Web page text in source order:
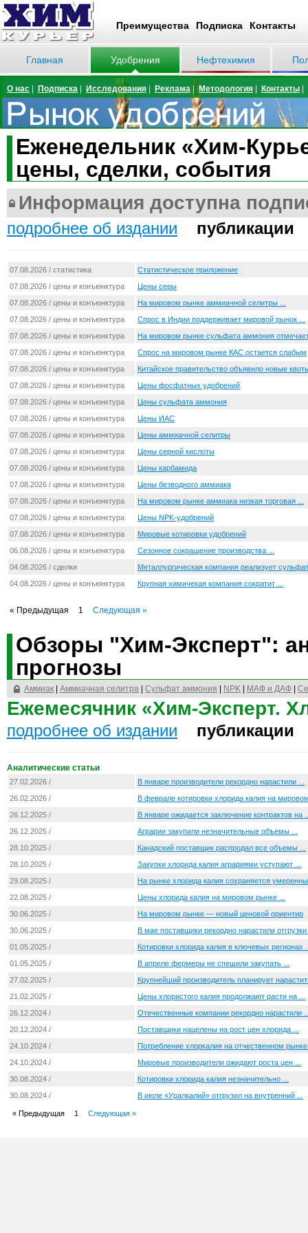
Преимущества Подписка Контакты
Главная Удобрения Нефтехимия
О нас Подписка Исследования Реклама Методология Контакты
Еженедельник «Хим-
цены, сделки, события
Информация доступна
подробнее об издании публикации
07.08.2026 / статистика
Статистическое приложение
07.08.2026 / цены и конъюнктура
Цены серы
07.08.2026 / цены и конъюнктура
На мировом рынке аммиачной селитры ...
07.08.2026 / цены и конъюнктура
Спрос в Индии поддерживает мировой рынок ...
07.08.2026 / цены и конъюнктура
На мировом рынке сульфата аммония
07.08.2026 / цены и конъюнктура
Спрос на мировом рынке КАС остается слабым
07.08.2026 / цены и конъюнктура
Китайское правительство объявило новые
07.08.2026 / цены и конъюнктура
Цены фосфатных удобрений
07.08.2026 / цены и конъюнктура
Цены сульфата аммония
07.08.2026 / цены и конъюнктура
Цены ИАС
07.08.2026 / цены и конъюнктура
Цены аммиачной селитры
07.08.2026 / цены и конъюнктура
Цены серной кислоты
07.08.2026 / цены и конъюнктура
Цены карбамида
07.08.2026 / цены и конъюнктура
Цены безводного аммиака
07.08.2026 / цены и конъюнктура
На мировом рынке аммиака низкая торговая ...
07.08.2026 / цены и конъюнктура
Цены NPK-удобрений
07.08.2026 / цены и конъюнктура
Мировые котировки удобрений
06.08.2026 / цены и конъюнктура
Сезонное сокращение производства ...
04.08.2026 / сделки
Металлургическая компания реализует
04.08.2026 / цены и конъюнктура
Крупная химичекая компания сократит ...
« Предыдущая 1 Следующая »
Обзоры "Хим-Эксперт":
прогнозы
Аммиак Аммиачная селитра Сульфат аммония NPK МАФ и ДАФ
Ежемесячник «Хим-Эксперт.
подробнее об издании публикации
Аналитические статьи
27.02.2026 /
В январе производители рекордно нарастили ...
26.02.2026 /
В феврале котировки хлорида калия на
26.12.2025 /
В январе ожидается заключение контрактов на
26.12.2025 /
Аграрии закупили незначительные объемы ...
28.10.2025 /
Канадский поставщик распродал все объемы ...
28.10.2025 /
Закупки хлорида калия аграриями уступают ...
29.08.2025 /
На рынке хлорида калия сохраняется
22.08.2025 /
Цены хлорида калия на мировом рынке ...
30.06.2025 /
На мировом рынке — новый ценовой ориентир
30.06.2025 /
В мае поставщики рекордно нарастили отгрузки
01.05.2025 /
Котировки хлорида калия в ключевых регионах
01.05.2025 /
В апреле фермеры не спешили закупать ...
27.02.2025 /
Крупнейший производитель планирует
21.02.2025 /
Цены хлористого калия продолжают расти на ...
26.12.2024 /
Отечественные компании рекордно нарастили
20.12.2024 /
Поставщики нацелены на рост цен хлорида ...
24.10.2024 /
Потребление хлоркалия на отчественном
24.10.2024 /
Мировые производители ожидают роста цен ...
30.08.2024 /
Котировки хлорида калия незначительно ...
30.08.2024 /
В июле «Уралкалий» отгрузил на внутренний ...
« Предыдущая 1 Следующая »